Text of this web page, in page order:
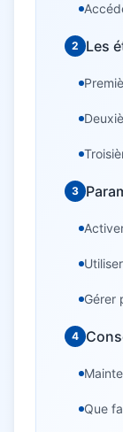
2
Les
3
Gérer
4
Que